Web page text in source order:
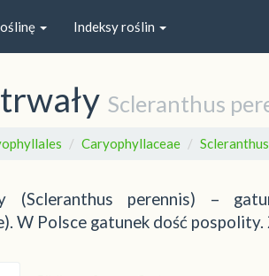
Indeksy roślin
Scleranthus
Caryophyllaceae Scleranthus
(Scleranthus perennis) –
W Polsce gatunek dość